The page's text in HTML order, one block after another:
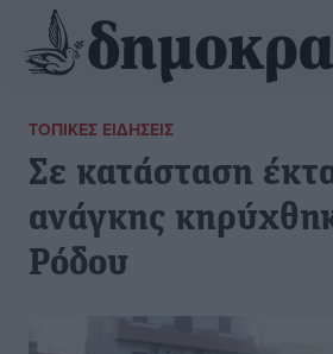
ΤΟΠΙΚΈΣ ΕΙΔΉΣΕΙΣ
Σε κατάσταση
ανάγκης
Ρόδου